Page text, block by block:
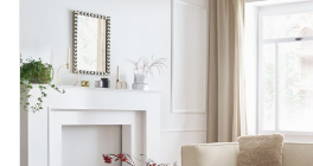
Découvrir toute la